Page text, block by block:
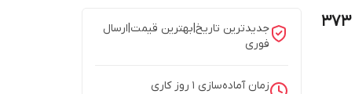
جدیدترین تاریخ|بهترین قیمت|ارسال
فوری
زمان آماده‌سازی 1 روز کاری